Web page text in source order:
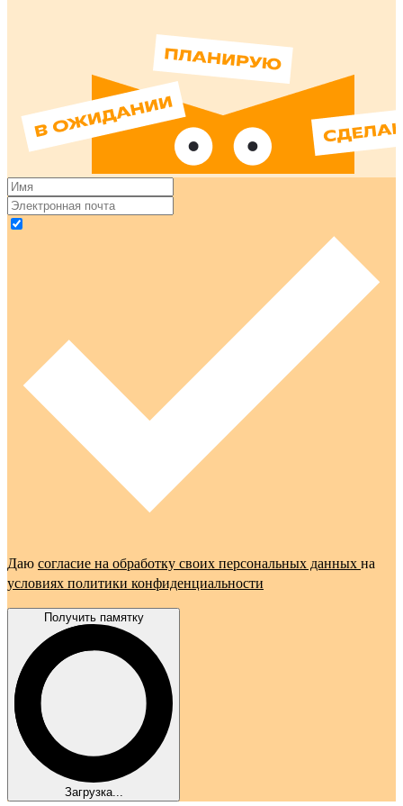
Даю согласие на обработку своих персональных данных на
условиях политики конфиденциальности
Получить памятку
Загрузка...